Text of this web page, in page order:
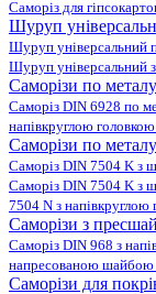
Саморіз для
Шуруп
Шуруп універсальний
Шуруп універсальний
Саморізи по металу
Саморіз DIN 6928 по
напівкруглою головкою
Саморізи по
Саморіз DIN 7504 K з
Саморіз DIN 7504 K з
7504 N з напівкруглою
Саморізи з
Саморіз DIN 968 з
напресованою шайбою
Саморізи для